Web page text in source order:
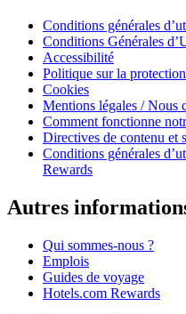
Conditions générales
Conditions Générales
Accessibilité
Politique sur la
Cookies
Mentions légales / Nous
Comment fonctionne
Directives de contenu et
Conditions générales
Rewards
Autres
Qui sommes-nous ?
Emplois
Guides de voyage
Hotels.com Rewards